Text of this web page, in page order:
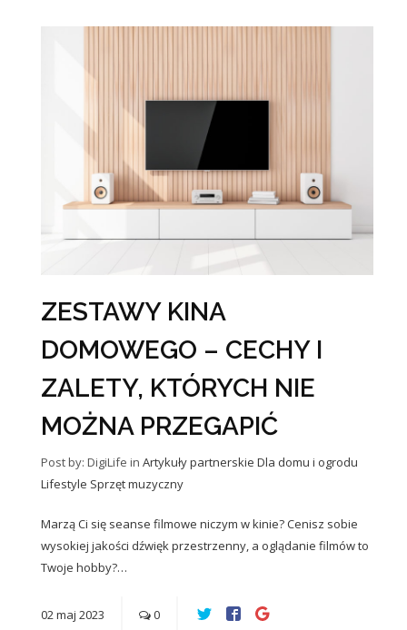
ZESTAWY KINA
DOMOWEGO – CECHY I
ZALETY, KTÓRYCH NIE
MOŻNA PRZEGAPIĆ
Post by: DigiLife in Artykuły partnerskie Dla domu i ogrodu
Lifestyle Sprzęt muzyczny
Marzą Ci się seanse filmowe niczym w kinie? Cenisz sobie
wysokiej jakości dźwięk przestrzenny, a oglądanie filmów to
Twoje hobby?…
02maj 2023 0